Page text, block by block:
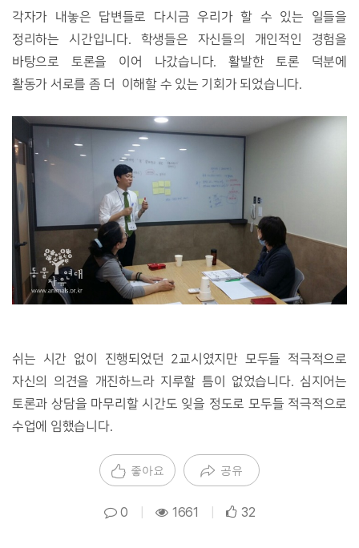
각자가 내놓은 답변들로 다시금 우리가 할 수 있는 일들을
정리하는 시간입니다. 학생들은 자신들의 개인적인 경험을
바탕으로 토론을 이어 나갔습니다. 활발한 토론 덕분에
활동가 서로를 좀 더 이해할 수 있는 기회가 되었습니다.
쉬는 시간 없이 진행되었던 2교시였지만 모두들 적극적으로
자신의 의견을 개진하느라 지루할 틈이 없었습니다. 심지어는
토론과 상담을 마무리할 시간도 잊을 정도로 모두들 적극적으로
수업에 임했습니다.
좋아요 공유
0 1661 32